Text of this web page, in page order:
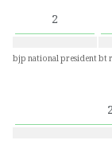
2
bjp national presidentbt
2